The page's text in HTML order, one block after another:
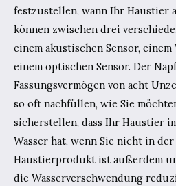
festzustellen, wann Ihr Haustier
können zwischen drei
einem akustischen Sensor,
einem optischen Sensor. Der
Fassungsvermögen von acht
so oft nachfüllen, wie Sie
sicherstellen, dass Ihr Haustier
Wasser hat, wenn Sie nicht in der
Haustierprodukt ist außerdem
die Wasserverschwendung